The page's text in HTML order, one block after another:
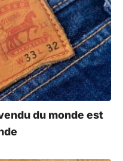
du monde est